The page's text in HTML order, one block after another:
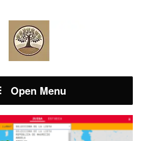
Open Menu